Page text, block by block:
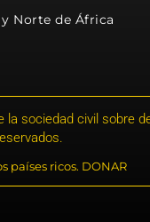
Norte de África
la sociedad civil sobre
países ricos. DONAR